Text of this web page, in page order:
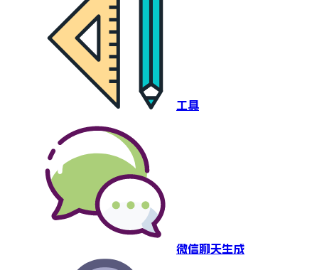
工具
微信聊天生成